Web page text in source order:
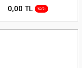
0,00 TL %25